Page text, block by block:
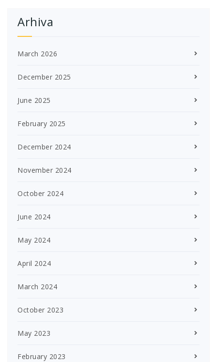
Arhiva
March 2026
December 2025
June 2025
February 2025
December 2024
November 2024
October 2024
June 2024
May 2024
April 2024
March 2024
October 2023
May 2023
February 2023